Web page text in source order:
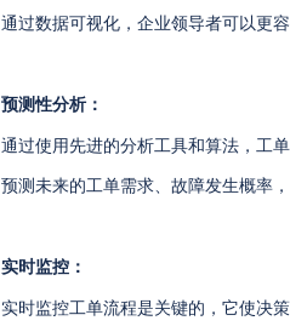
通过数据可视化，企业领导者可以更
预测性分析：
通过使用先进的分析工具和算法，工
预测未来的工单需求、故障发生概率
实时监控：
实时监控工单流程是关键的，它使决